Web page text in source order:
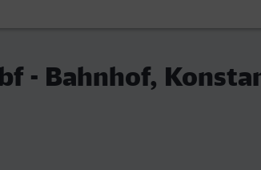
- Bahnhof,